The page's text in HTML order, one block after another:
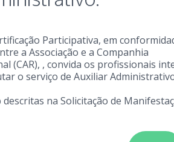
Participativa, em
a Associação e a Companhia
(CAR), , convida os profissionais
o serviço de Auxiliar
na Solicitação de